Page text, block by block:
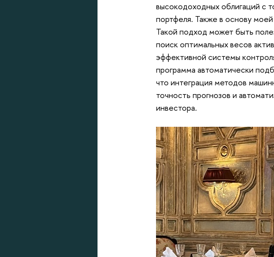
высокодоходных облигаций с
портфеля. Также в основу
Такой подход может быть
поиск оптимальных весов
эффективной системы
программа автоматически
что интеграция методов
точность прогнозов и
инвестора.